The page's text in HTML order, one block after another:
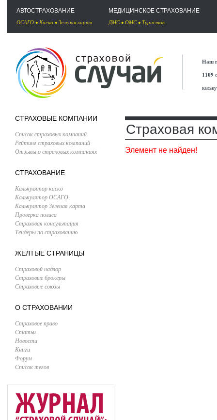
АВТОСТРАХОВАНИЕ
ОСАГО • Каско • Зеленая карта
МЕДИЦИНСКОЕ СТРАХОВАНИЕ
ДМС• ОМС• Туристов
Наш
1109
СТРАХОВЫЕ КОМПАНИИ
Список страховых компаний
Рейтинг страховых компаний
Отзывы о страховых компаниях
СТРАХОВАНИЕ
Калькулятор каско
Калькулятор ОСАГО
Калькулятор Зеленая карта
Проверка полиса
Страховая консультация
Тендеры по страхованию
ЖЕЛТЫЕ СТРАНИЦЫ
Страховой надзор
Страховые брокеры
Страховые союзы
О СТРАХОВАНИИ
Страховое право
Статьи
Новости
Книги
Форум
Список тегов
Страховая
Элемент не найден!